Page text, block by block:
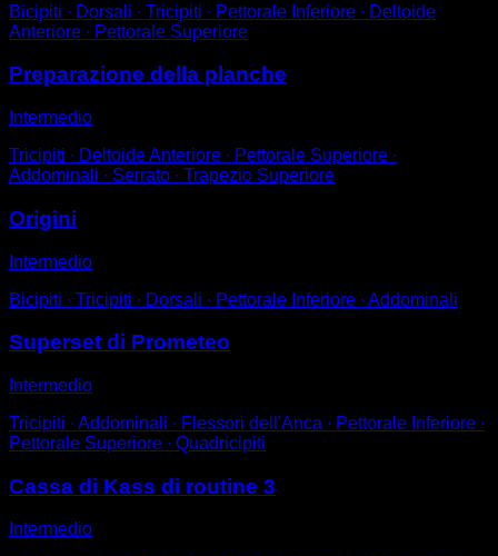
Bicipiti ∙ Dorsali ∙ Tricipiti ∙ Pettorale Inferiore ∙ Deltoide
Anteriore ∙ Pettorale Superiore
Preparazione della planche
Intermedio
Tricipiti ∙ Deltoide Anteriore ∙ Pettorale Superiore ∙
Addominali ∙ Serrato ∙ Trapezio Superiore
Origini
Intermedio
Bicipiti ∙ Tricipiti ∙ Dorsali ∙ Pettorale Inferiore ∙ Addominali
Superset di Prometeo
Intermedio
Tricipiti ∙ Addominali ∙ Flessori dell'Anca ∙ Pettorale Inferiore ∙
Pettorale Superiore ∙ Quadricipiti
Cassa di Kass di routine 3
Intermedio